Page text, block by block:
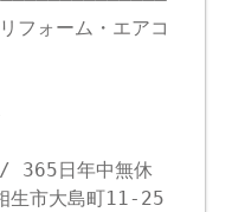
フォーム・エアコ
365日年中無休
生市大島町11-25